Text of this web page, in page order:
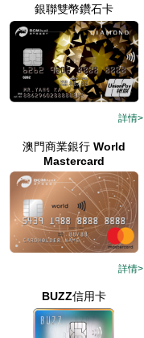
銀聯雙幣鑽石卡
詳情>
澳門商業銀行 World
Mastercard
詳情>
BUZZ信用卡